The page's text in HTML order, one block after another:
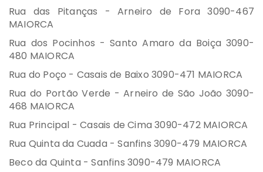
Rua das Pitanças - Arneiro de Fora 3090-467
MAIORCA
Rua dos Pocinhos - Santo Amaro da Boiça 3090-
480 MAIORCA
Rua do Poço - Casais de Baixo 3090-471 MAIORCA
Rua do Portão Verde - Arneiro de São João 3090-
468 MAIORCA
Rua Principal - Casais de Cima 3090-472 MAIORCA
Rua Quinta da Cuada - Sanfins 3090-479 MAIORCA
Beco da Quinta - Sanfins 3090-479 MAIORCA